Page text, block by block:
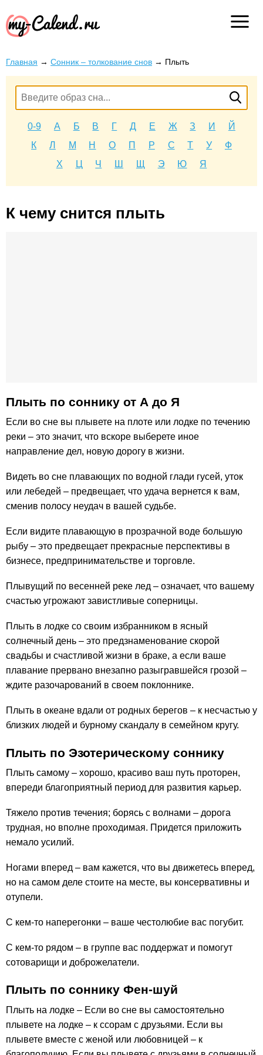
Главная → Сонник – толкование снов → Плыть
0-9 А Б В Г Д Е Ж З И
Й
К
Л М Н О П Р С Т У
Ф
Х
Ц Ч Ш Щ Э Ю Я
К чему снится плыть
Плыть по соннику от А до Я
Если во сне вы плывете на плоте или лодке по течению
реки – это значит, что вскоре выберете иное
направление дел, новую дорогу в жизни.
Видеть во сне плавающих по водной глади гусей, уток
или лебедей – предвещает, что удача вернется к вам,
сменив полосу неудач в вашей судьбе.
Если видите плавающую в прозрачной воде большую
рыбу – это предвещает прекрасные перспективы в
бизнесе, предпринимательстве и торговле.
Плывущий по весенней реке лед – означает, что вашему
счастью угрожают завистливые соперницы.
Плыть в лодке со своим избранником в ясный
солнечный день – это предзнаменование скорой
свадьбы и счастливой жизни в браке, а если ваше
плавание прервано внезапно разыгравшейся грозой –
ждите разочарований в своем поклоннике.
Плыть в океане вдали от родных берегов – к несчастью у
близких людей и бурному скандалу в семейном кругу.
Плыть по Эзотерическому соннику
Плыть самому – хорошо, красиво ваш путь проторен,
впереди благоприятный период для развития карьер.
Тяжело против течения; борясь с волнами – дорога
трудная, но вполне проходимая. Придется приложить
немало усилий.
Ногами вперед – вам кажется, что вы движетесь вперед,
но на самом деле стоите на месте, вы консервативны и
отупели.
С кем-то наперегонки – ваше честолюбие вас погубит.
С кем-то рядом – в группе вас поддержат и помогут
сотоварищи и доброжелатели.
Плыть по соннику Фен-шуй
Плыть на лодке – Если во сне вы самостоятельно
плывете на лодке – к ссорам с друзьями. Если вы
плывете вместе с женой или любовницей – к